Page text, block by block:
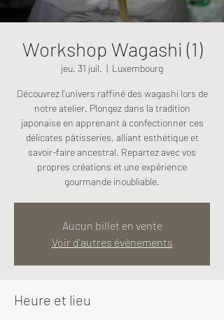
Workshop Wagashi (1)
jeu. 31 juil.
  |
Luxembourg
Découvrez l'univers raffiné des wagashi lors de
notre atelier. Plongez dans la tradition
japonaise en apprenant à confectionner ces
délicates pâtisseries, alliant esthétique et
savoir-faire ancestral. Repartez avec vos
propres créations et une expérience
gourmande inoubliable.
Aucun billet en vente
Voir d'autres événements
Heure et lieu